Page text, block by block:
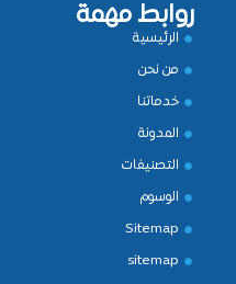
روابط مهمة
الرئيسية
من نحن
خدماتنا
المدونة
التصنيفات
الوسوم
Sitemap
sitemap